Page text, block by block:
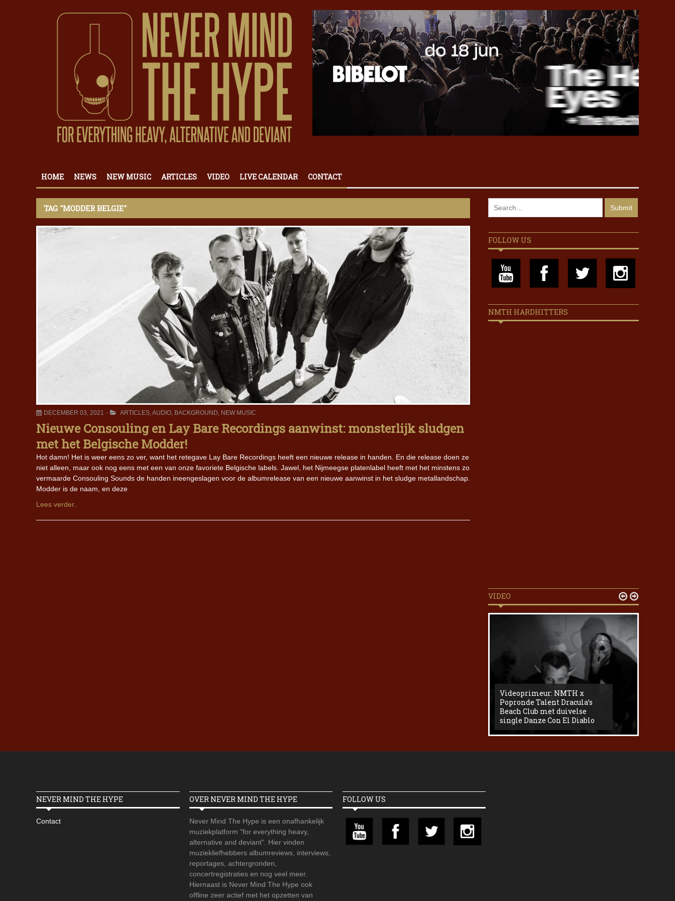
HOME NEWS NEW MUSIC ARTICLES VIDEO LIVE CALENDAR CONTACT
TAG "MODDER BELGIE"
DECEMBER 03, 2021 ARTICLES,AUDIO, BACKGROUND, NEW MUSIC
Nieuwe Consouling en Lay Bare Recordings aanwinst: monsterlijk sludgen
met het Belgische Modder!
Hot damn! Het is weer eens zo ver, want het retegave Lay Bare Recordings heeft een nieuwe release in handen. En die release doen ze
niet alleen, maar ook nog eens met een van onze favoriete Belgische labels. Jawel, het Nijmeegse platenlabel heeft met het minstens zo
vermaarde Consouling Sounds de handen ineengeslagen voor de albumrelease van een nieuwe aanwinst in het sludge metallandschap.
Modder is de naam, en deze
Lees verder..
FOLLOW US
NMTH HARDHITTERS
VIDEO
Videoprimeur: NMTH x
Popronde Talent Dracula’s
Beach Club met duivelse
single Danze Con El Diablo
 
NEVER MIND THE HYPE
Contact
OVER NEVER MIND THE HYPE
Never Mind The Hype is een onafhankelijk
muziekplatform "for everything heavy,
alternative and deviant". Hier vinden
muziekliefhebbers albumreviews, interviews,
reportages, achtergronden,
concertregistraties en nog veel meer.
Hiernaast is Never Mind The Hype ook
offline zeer actief met het opzetten van
FOLLOW US